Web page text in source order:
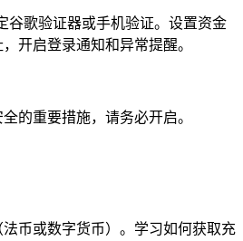
谷歌验证器或手机验证。设置资金
开启登录通知和异常提醒。
的重要措施，请务必开启。
币或数字货币）。学习如何获取充